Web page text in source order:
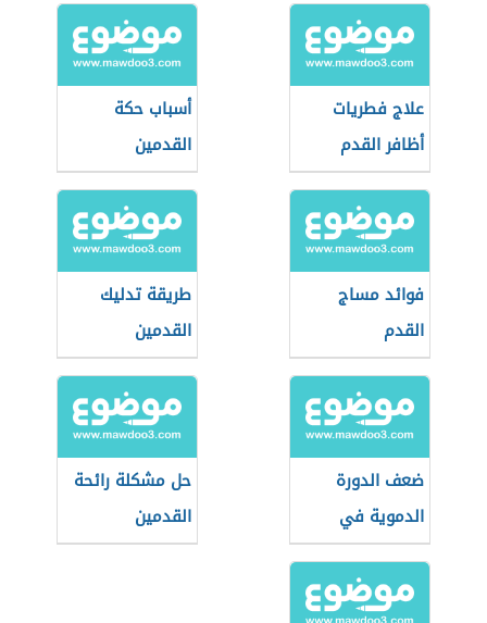
علاج فطريات
أظافر القدم
أسباب حكة
القدمين
فوائد مساج
القدم
طريقة تدليك
القدمين
ضعف الدورة
الدموية في
القدمين
حل مشكلة رائحة
القدمين